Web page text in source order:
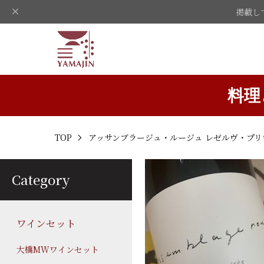
掲載し
料
Category
ワインセット
大橋MWワインセット
TOP アッサンブラージュ・ルージュ レゼルヴ・